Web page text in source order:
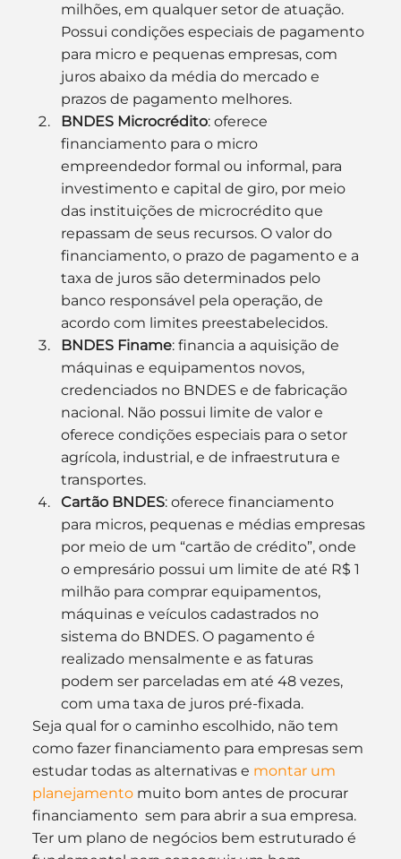
milhões, em qualquer setor de atuação.
Possui condições especiais de pagamento
para micro e pequenas empresas, com
juros abaixo da média do mercado e
prazos de pagamento melhores.
BNDES Microcrédito: oferece
financiamento para o micro
empreendedor formal ou informal, para
investimento e capital de giro, por meio
das instituições de microcrédito que
repassam de seus recursos. O valor do
financiamento, o prazo de pagamento e a
taxa de juros são determinados pelo
banco responsável pela operação, de
acordo com limites preestabelecidos.
BNDES Finame: financia a aquisição de
máquinas e equipamentos novos,
credenciados no BNDES e de fabricação
nacional. Não possui limite de valor e
oferece condições especiais para o setor
agrícola, industrial, e de infraestrutura e
transportes.
Cartão BNDES: oferece financiamento
para micros, pequenas e médias empresas
por meio de um “cartão de crédito”, onde
o empresário possui um limite de até R$ 1
milhão para comprar equipamentos,
máquinas e veículos cadastrados no
sistema do BNDES. O pagamento é
realizado mensalmente e as faturas
podem ser parceladas em até 48 vezes,
com uma taxa de juros pré-fixada.
Seja qual for o caminho escolhido, não tem
como fazer financiamento para empresas sem
estudar todas as alternativas e montar um
planejamento muito bom antes de procurar
financiamento  sem para abrir a sua empresa.
Ter um plano de negócios bem estruturado é